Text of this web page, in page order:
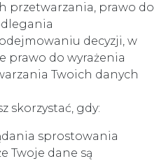
przetwarzania, prawo do
decyzji, w
prawo do wyrażenia
Twoich danych
skorzystać, gdy:
sprostowania
Twoje dane są